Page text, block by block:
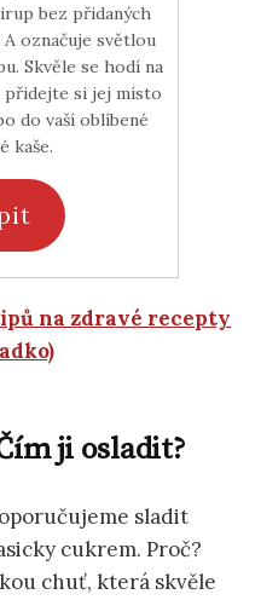
bez přidaných
označuje světlou
Skvěle se hodí na
přidejte si jej místo
do vaší oblíbené
kaše.
na zdravé recepty
ji osladit?
sladit
cukrem. Proč?
chuť, která skvěle